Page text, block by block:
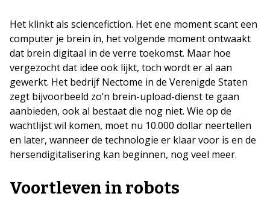
Het klinkt als sciencefiction. Het ene moment scant een
computer je brein in, het volgende moment ontwaakt
dat brein digitaal in de verre toekomst. Maar hoe
vergezocht dat idee ook lijkt, toch wordt er al aan
gewerkt. Het bedrijf Nectome in de Verenigde Staten
zegt bijvoorbeeld zo’n brein-upload-dienst te gaan
aanbieden, ook al bestaat die nog niet. Wie op de
wachtlijst wil komen, moet nu 10.000 dollar neertellen
en later, wanneer de technologie er klaar voor is en de
hersendigitalisering kan beginnen, nog veel meer.
Voortleven in robots